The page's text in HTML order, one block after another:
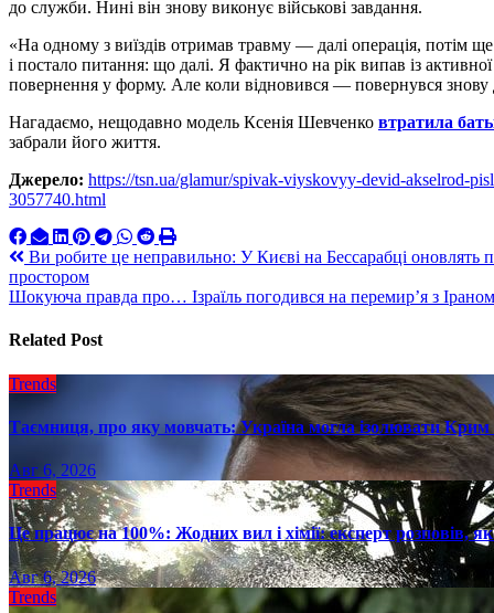
до служби. Нині він знову виконує військові завдання.
«На одному з виїздів отримав травму — далі операція, потім
і постало питання: що далі. Я фактично на рік випав із
повернення у форму. Але коли відновився — повернувся
Нагадаємо, нещодавно модель Ксенія Шевченко втратила
забрали його життя.
Джерело: https://tsn.ua/glamur/spivak-viyskovyy-devid-akselrod-
3057740.html
Навигация
по
Ви робите це неправильно: У Києві на Бессарабці оновлять
простором
Шокуюча правда про… Ізраїль погодився на перемир’я з
Related Post
Trends
Таємниця, про яку мовчать: Україна могла ізолювати
Авг 6, 2026
Trends
Це працює на 100%: Жодних вил і хімії: експерт розповів,
Авг 6, 2026
Trends